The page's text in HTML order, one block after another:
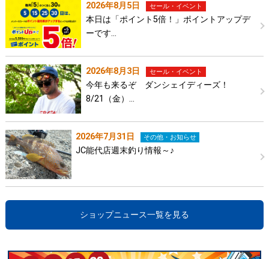
2026年8月5日 セール・イベント
本日は「ポイント5倍！」ポイントアップデ
ーです…
2026年8月3日 セール・イベント
今年も来るぞ ダンシェイディーズ！
8/21（金）…
2026年7月31日 その他・お知らせ
JC能代店週末釣り情報～♪
ショップニュース一覧を見る